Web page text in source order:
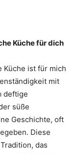
Küche für dich
Küche ist für mich
mit
deftige
süße
Geschichte, oft
Diese
das